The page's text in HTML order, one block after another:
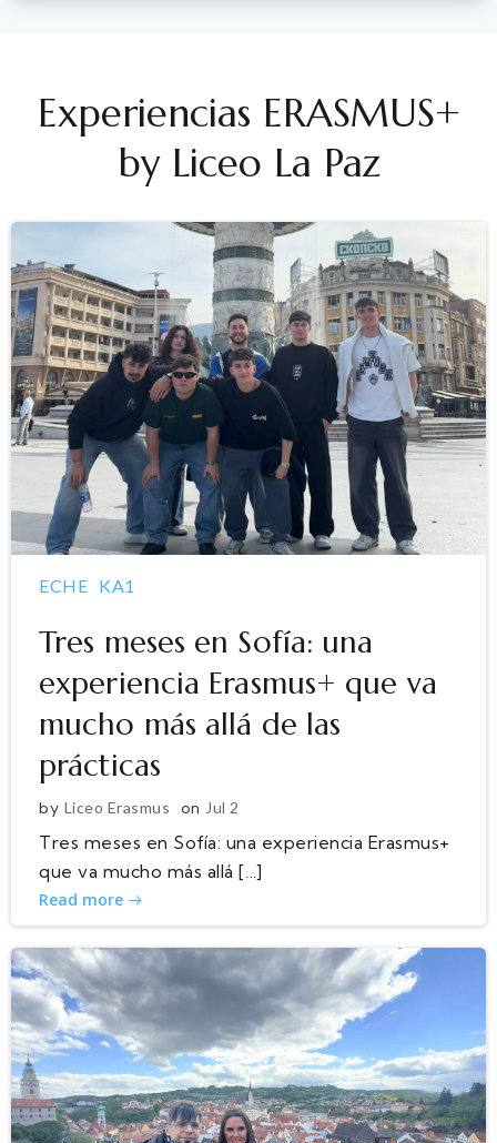
Experiencias ERASMUS+
by Liceo La Paz
ECHE KA1
Tres meses en Sofía: una
experiencia Erasmus+ que va
mucho más allá de las
prácticas
by Liceo Erasmus on Jul 2
Tres meses en Sofía: una experiencia Erasmus+
que va mucho más allá […]
Read more